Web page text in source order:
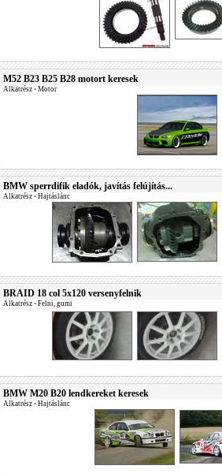
M52 B23 B25 B28 motort keresek
Alkatrész • Motor
BMW sperrdifik eladók, javítás felújítás...
Alkatrész • Hajtáslánc
BRAID 18 col 5x120 versenyfelnik
Alkatrész • Felni, gumi
BMW M20 B20 lendkereket keresek
Alkatrész • Hajtáslánc